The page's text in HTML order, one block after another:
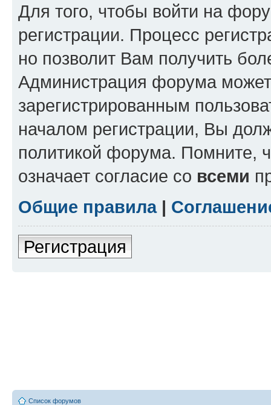
Для того, чтобы войти на
регистрации. Процесс
но позволит Вам получить
Администрация форума может
зарегистрированным
началом регистрации, Вы
политикой форума. Помните,
означает согласие со всеми
Общие правила|
Регистрация
Список форумов